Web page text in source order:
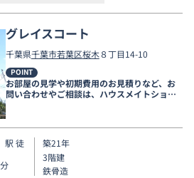
グレイスコート
千葉県千葉市若葉区桜木８丁目14-10
POINT
お部屋の見学や初期費用のお見積りなど、お
問い合わせやご相談は、ハウスメイトショッ
プ千葉店まで。
駅 徒
築21年
3階建
鉄骨造